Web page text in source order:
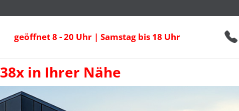
geöffnet 8 - 20 Uhr | Samstag bis 18 Uhr
38x in Ihrer Nähe